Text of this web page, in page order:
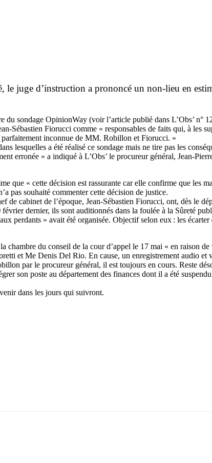
le juge d’instruction a prononcé un non-lieu en
sondage OpinionWay (voir l’article publié dans L’Obs’ n°
Sébastien Fiorucci comme « responsables de faits qui, à les
inconnue de MM. Robillon et Fiorucci. »
lesquelles a été réalisé ce sondage mais ne tire pas les
erronée » a indiqué à L’Obs’ le procureur général, Jean-
« cette décision est rassurante car elle confirme que les
pas souhaité commenter cette décision de justice.
cabinet de l’époque, Jean-Sébastien Fiorucci, ont, dès le
dernier, ils sont auditionnés dans la foulée à la Sûreté
perdants » avait été organisée. Objectif selon eux : les
du conseil de la cour d’appel le 17 mai « en raison
et Me Denis Del Rio. En cause, un enregistrement audio et
par le procureur général, il est toujours en cours. Reste
son poste au département des finances dont il a été
dans les jours qui suivront.